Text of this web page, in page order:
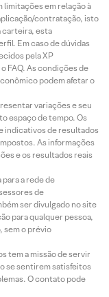
em relação à
contratação, isto
carteira, esta
Em caso de dúvidas
pela XP
FAQ. As condições de
podem afetar o
variações e seu
espaço de tempo. Os
indicativos de resultados
As informações
e os resultados reais
a rede de
de
ser divulgado no site
para qualquer pessoa,
sem o prévio
tem a missão de servir
se sentirem satisfeitos
O contato pode